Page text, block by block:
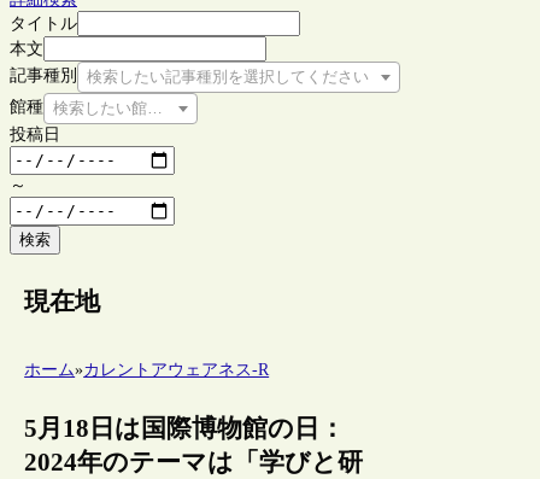
タイトル
本文
記事種別
検索したい記事種別を選択してください
館種 検索したい館種を選択してください
投稿日
～
検索
現在地
ホーム»カレントアウェアネス-R
5月18日は国際博物館の日：
2024年のテーマは「学びと研